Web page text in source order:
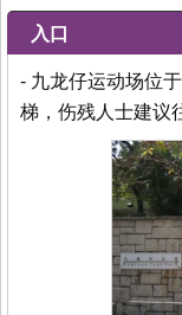
入口
- 九龙仔运动场位
梯，伤残人士建议